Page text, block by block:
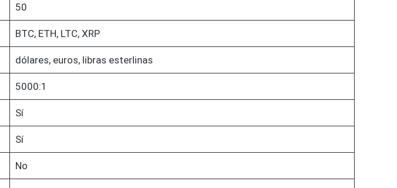
50
BTC, ETH, LTC, XRP
dólares, euros, libras esterlinas
5000:1
Sí
Sí
No